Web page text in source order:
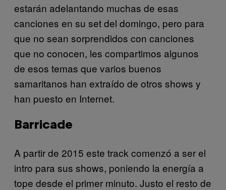
estarán adelantando muchas de esas
canciones en su set del domingo, pero para
que no sean sorprendidos con canciones
que no conocen, les compartimos algunos
de esos temas que varios buenos
samaritanos han extraído de otros shows y
han puesto en Internet.
Barricade
A partir de 2015 este track comenzó a ser el
intro para sus shows, poniendo la energía a
tope desde el primer minuto. Justo el resto de